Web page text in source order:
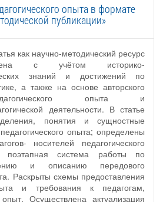
опыта в формате
публикации»
как научно-методический ресурс
с учётом историко-
знаний и достижений по
а также на основе авторского
опыта и
деятельности. В статье
понятия и сущностные
опыта; определены
носителей педагогического
поэтапная система работы по
и описанию передового
Раскрыты схемы предоставления
и требования к педагогам,
Осуществлена актуализация